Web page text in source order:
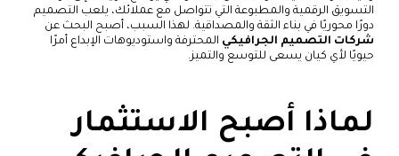
التسويق الرقمية والمطبوعة التي تتواصل مع عملائك، يلعب التصميم
دورًا محوريًا في بناء الثقة والمصداقية. لهذا السبب، أصبح البحث عن
شركات التصميم الجرافيكي المحترفة واستوديوهات الإبداع أمرًا
حيويًا لأي كيان يسعى للتوسع والتميز.
لماذا أصبح الاستثمار